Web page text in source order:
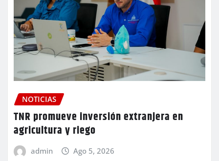
NOTICIAS
TNR promueve inversión extranjera en
agricultura y riego
admin Ago 5, 2026